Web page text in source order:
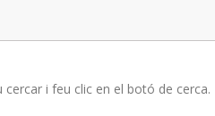
i feu clic en el botó de cerca.